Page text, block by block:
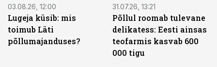
03.08.26, 12:00
Lugeja küsib: mis
toimub Läti
põllumajanduses?
31.07.26, 13:21
Põllul roomab tulevane
delikatess: Eesti ainsas
teofarmis kasvab 600
000 tigu